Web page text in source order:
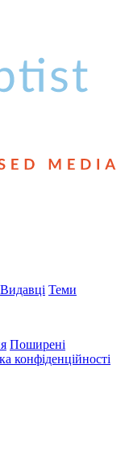
Видавці Теми
Поширені
конфіденційності